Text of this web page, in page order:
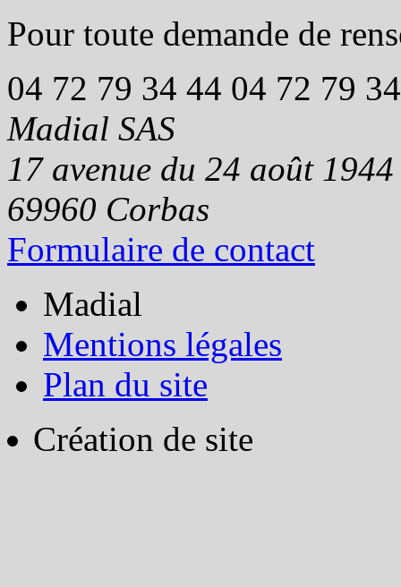
Pour toute demande de
04 72 79 34 44 04 72 79
Madial SAS
17 avenue du 24 août 1944
69960 Corbas
Formulaire de contact
Madial
Mentions légales
Plan du site
Création de site